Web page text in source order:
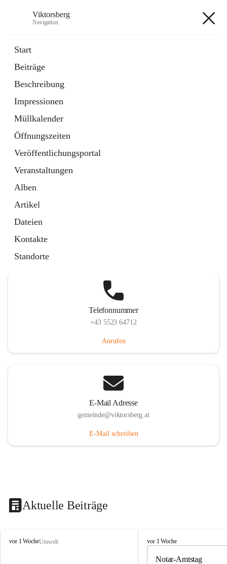
Viktorsberg
Navigation
Start
Beiträge
Beschreibung
Impressionen
Müllkalender
Öffnungszeiten
Veröffentlichungsportal
Veranstaltungen
Alben
Artikel
Dateien
Kontakte
Standorte
1 Schnellzugriff
Bürgerservice
10 Schnellzugriffe
Telefonnummer
+43 5523 64712
Anrufen
E-Mail Adresse
gemeinde@viktorsberg.at
E-Mail schreiben
Aktuelle Beiträge
V
vor 1 WocheUmwelt
V
vor 1 Woche
Notar-Amtstag